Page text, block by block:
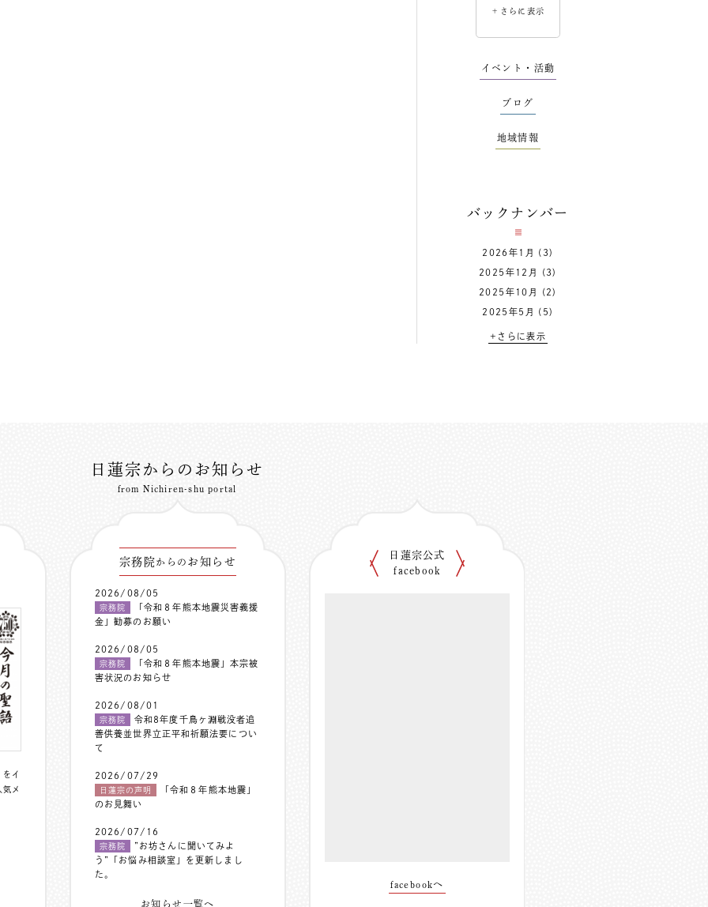
＋さらに表示
イベント・活動
ブログ
地域情報
バックナンバー
2026年1月 (3)
2025年12月 (3)
2025年10月 (2)
2025年5月 (5)
+さらに表示
日蓮宗からのお知らせ
from Nichiren-shu portal
イ
メ
宗務院からの お知らせ
2026/08/05
宗務院
「令和８年熊本地震災害義援
金」勧募のお願い
2026/08/05
宗務院
「令和８年熊本地震」本宗被
害状況のお知らせ
2026/08/01
宗務院
令和8年度千鳥ヶ淵戦没者追
善供養並世界立正平和祈願法要につい
て
2026/07/29
日蓮宗の声明
「令和８年熊本地震」
のお見舞い
2026/07/16
宗務院
”お坊さんに聞いてみよ
う”「お悩み相談室」を更新しまし
た。
お知らせ一覧へ
日蓮宗公式
facebook
facebookへ